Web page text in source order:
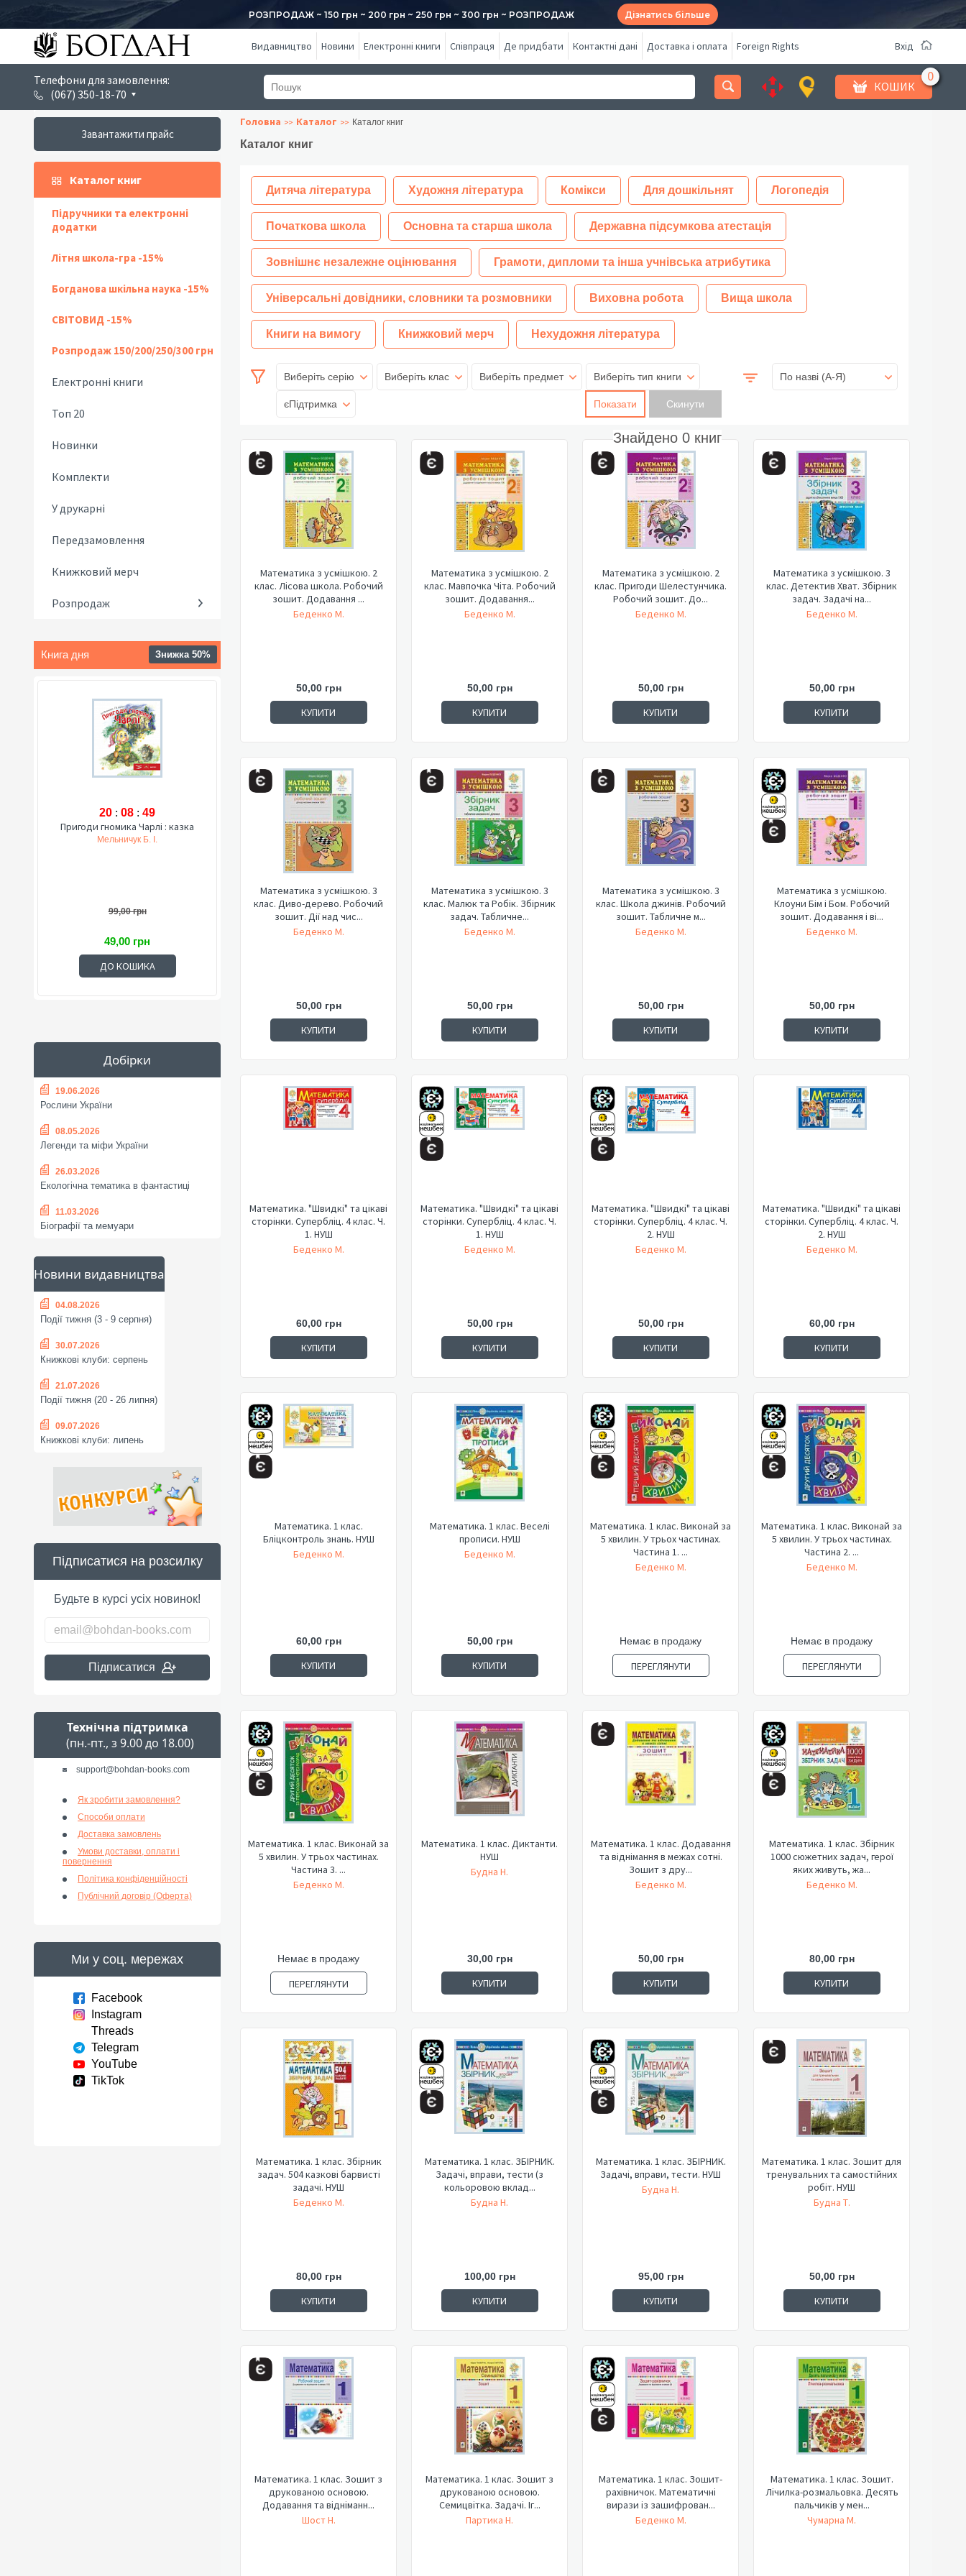
РОЗПРОДАЖ ~ 150 грн ~ 200 грн ~ 250 грн ~ 300 грн ~ РОЗПРОДАЖ Дізнатись більше
Видавництво Новини Електронні книги Співпраця Де придбати Контактні дані Доставка і оплата Foreign Rights Вхід
Телефони для замовлення:
(067) 350-18-70
КОШИК
Завантажити прайс
Каталог книг
Підручники та електронні
додатки
Літня школа-гра -15%
Богданова шкільна наука -15%
СВІТОВИД -15%
Розпродаж 150/200/250/300 грн
Електронні книги
Топ 20
Новинки
Комплекти
У друкарні
Передзамовлення
Книжковий мерч
Розпродаж
Книга дня Знижка 50%
20 : 08 : 48
Пригоди гномика Чарлі : казка
Мельничук Б. І.
99,00 грн
49,00 грн
ДО КОШИКА
Добірки
19.06.2026
Рослини України
08.05.2026
Легенди та міфи України
26.03.2026
Екологічна тематика в фантастиці
11.03.2026
Біографії та мемуари
Новини видавництва
04.08.2026
Події тижня (3 - 9 серпня)
30.07.2026
Книжкові клуби: серпень
21.07.2026
Події тижня (20 - 26 липня)
09.07.2026
Книжкові клуби: липень
Підписатися на розсилку
Будьте в курсі усіх новинок!
Підписатися
Технічна підтримка
(пн.-пт., з 9.00 до 18.00)
support@bohdan-books.com
Як зробити замовлення?
Способи оплати
Доставка замовлень
Умови доставки, оплати і
повернення
Політика конфіденційності
Публічний договір (Оферта)
Ми у соц. мережах
Facebook
Instagram
Threads
Telegram
YouTube
TikTok
Головна Каталог Каталог книг
Каталог книг
Дитяча література Художня література Комікси Для дошкільнят Логопедія
Початкова школа Основна та старша школа Державна підсумкова атестація
Зовнішнє незалежне оцінювання Грамоти, дипломи та інша учнівська атрибутика
Універсальні довідники, словники та розмовники Виховна робота Вища школа
Книги на вимогу Книжковий мерч Нехудожня література
Виберіть серію Виберіть клас Виберіть предмет Виберіть тип книги
єПідтримка Показати
Знайдено 0 книг
По назві (A-Я)
Математика з усмішкою. 2
клас. Лісова школа. Робочий
зошит. Додавання ...
Беденко М.
50,00 грн
КУПИТИ
Математика з усмішкою. 2
клас. Мавпочка Чіта. Робочий
зошит. Додавання...
Беденко М.
50,00 грн
КУПИТИ
Математика з усмішкою. 2
клас. Пригоди Шелестунчика.
Робочий зошит. До...
Беденко М.
50,00 грн
КУПИТИ
Математика з усмішкою. 3
клас. Детектив Хват. Збірник
задач. Задачі на...
Беденко М.
50,00 грн
КУПИТИ
Математика з усмішкою. 3
клас. Диво-дерево. Робочий
зошит. Дії над чис...
Беденко М.
50,00 грн
КУПИТИ
Математика з усмішкою. 3
клас. Малюк та Робік. Збірник
задач. Табличне...
Беденко М.
50,00 грн
КУПИТИ
Математика з усмішкою. 3
клас. Школа джинів. Робочий
зошит. Табличне м...
Беденко М.
50,00 грн
КУПИТИ
Математика з усмішкою.
Клоуни Бім і Бом. Робочий
зошит. Додавання і ві...
Беденко М.
50,00 грн
КУПИТИ
Математика. "Швидкі" та цікаві
сторінки. Супербліц. 4 клас. Ч.
1. НУШ
Беденко М.
60,00 грн
КУПИТИ
Математика. "Швидкі" та цікаві
сторінки. Супербліц. 4 клас. Ч.
1. НУШ
Беденко М.
50,00 грн
КУПИТИ
Математика. "Швидкі" та цікаві
сторінки. Супербліц. 4 клас. Ч.
2. НУШ
Беденко М.
50,00 грн
КУПИТИ
Математика. "Швидкі" та цікаві
сторінки. Супербліц. 4 клас. Ч.
2. НУШ
Беденко М.
60,00 грн
КУПИТИ
Математика. 1 клас.
Бліцконтроль знань. НУШ
Беденко М.
60,00 грн
КУПИТИ
Математика. 1 клас. Веселі
прописи. НУШ
Беденко М.
50,00 грн
КУПИТИ
Математика. 1 клас. Виконай за
5 хвилин. У трьох частинах.
Частина 1. ...
Беденко М.
Немає в продажу
ПЕРЕГЛЯНУТИ
Математика. 1 клас. Виконай за
5 хвилин. У трьох частинах.
Частина 2. ...
Беденко М.
Немає в продажу
ПЕРЕГЛЯНУТИ
Математика. 1 клас. Виконай за
5 хвилин. У трьох частинах.
Частина 3. ...
Беденко М.
Немає в продажу
ПЕРЕГЛЯНУТИ
Математика. 1 клас. Диктанти.
НУШ
Будна Н.
30,00 грн
КУПИТИ
Математика. 1 клас. Додавання
та віднімання в межах сотні.
Зошит з дру...
Беденко М.
50,00 грн
КУПИТИ
Математика. 1 клас. Збірник
1000 сюжетних задач, герої
яких живуть, жа...
Беденко М.
80,00 грн
КУПИТИ
Математика. 1 клас. Збірник
задач. 504 казкові барвисті
задачі. НУШ
Беденко М.
80,00 грн
КУПИТИ
Математика. 1 клас. ЗБІРНИК.
Задачі, вправи, тести (з
кольоровою вклад...
Будна Н.
100,00 грн
КУПИТИ
Математика. 1 клас. ЗБІРНИК.
Задачі, вправи, тести. НУШ
Будна Н.
95,00 грн
КУПИТИ
Математика. 1 клас. Зошит для
тренувальних та самостійних
робіт. НУШ
Будна Т.
50,00 грн
КУПИТИ
Математика. 1 клас. Зошит з
друкованою основою.
Додавання та відніманн...
Шост Н.
Математика. 1 клас. Зошит з
друкованою основою.
Семицвітка. Задачі. Іг...
Партика Н.
Математика. 1 клас. Зошит-
рахівничок. Математичні
вирази із зашифрован...
Беденко М.
Математика. 1 клас. Зошит.
Лічилка-розмальовка. Десять
пальчиків у мен...
Чумарна М.